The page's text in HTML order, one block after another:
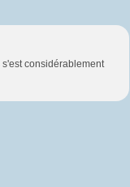
considérablement